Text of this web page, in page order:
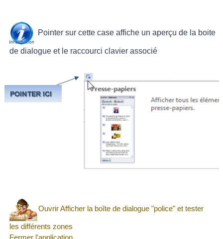
Pointer sur cette case affiche un aperçu de la boite
de dialogue et le raccourci clavier associé
Ouvrir Afficher la boîte de dialogue "police" et tester
les différents zones
Fermer l'application